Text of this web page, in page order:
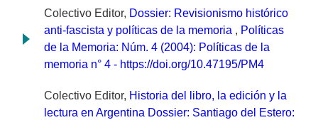
Colectivo Editor, Dossier: Revisionismo histórico
anti-fascista y políticas de la memoria , Políticas
de la Memoria: Núm. 4 (2004): Políticas de la
memoria n° 4 - https://doi.org/10.47195/PM4
Colectivo Editor, Historia del libro, la edición y la
lectura en Argentina Dossier: Santiago del Estero: